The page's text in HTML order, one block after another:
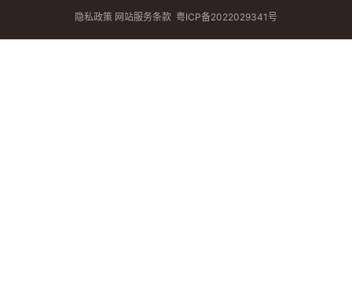
隐私政策 网站服务条款 粤ICP备2022029341号